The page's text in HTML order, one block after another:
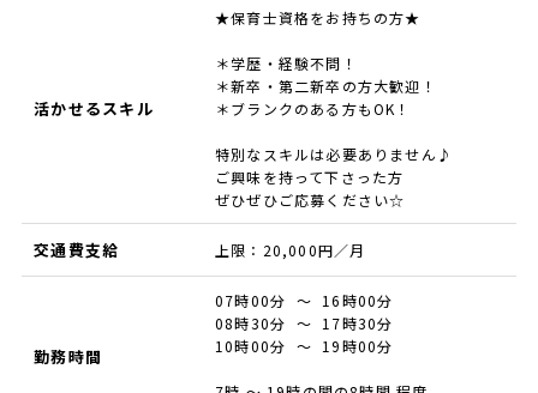
活かせるスキル
★保育士資格をお持ちの方★
＊学歴・経験不問！
＊新卒・第二新卒の方大歓迎！
＊ブランクのある方もOK！
特別なスキルは必要ありません♪
ご興味を持って下さった方
ぜひぜひご応募ください☆
交通費支給 上限：20,000円／月
勤務時間
07時00分 ～ 16時00分
08時30分 ～ 17時30分
10時00分 ～ 19時00分